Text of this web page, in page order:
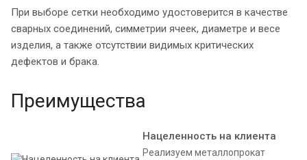
При выборе сетки необходимо удостоверится в качестве
сварных соединений, симметрии ячеек, диаметре и весе
изделия, а также отсутствии видимых критических
дефектов и брака.
Преимущества
Нацеленность на клиента
Реализуем металлопрокат